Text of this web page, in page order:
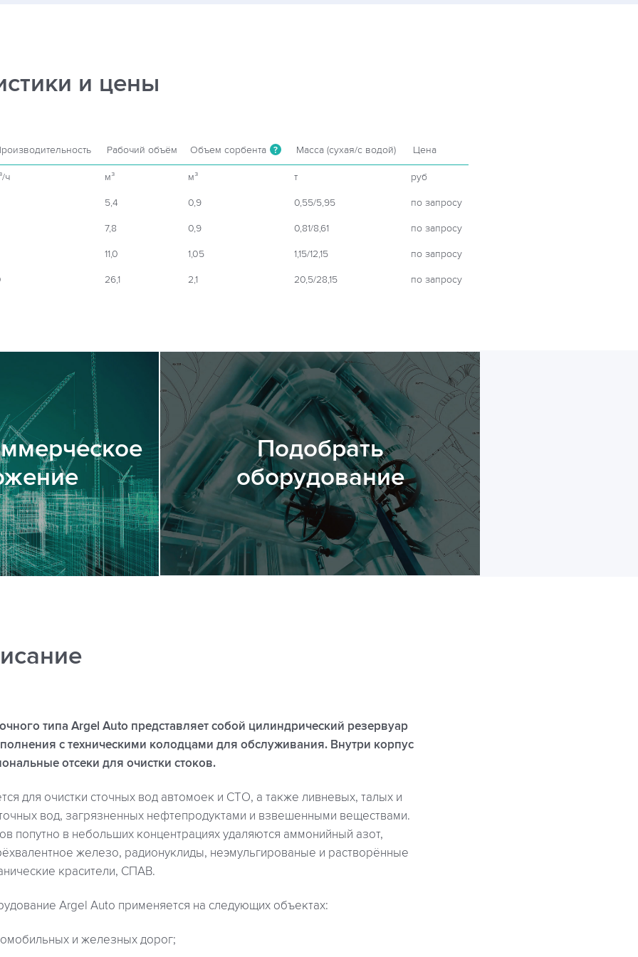
и цены
Рабочий объём Объем сорбента ? Масса (сухая/с водой) Цена
ч м³ м³ т руб
5,4 0,9 0,55/5,95 по запросу
7,8 0,9 0,81/8,61 по запросу
11,0 1,05 1,15/12,15 по запросу
26,1 2,1 20,5/28,15 по запросу
Подобрать
оборудование
типа Argel Auto представляет собой цилиндрический резервуар
с техническими колодцами для обслуживания. Внутри корпус
отсеки для очистки стоков.
для очистки сточных вод автомоек и СТО, а также ливневых, талых и
вод, загрязненных нефтепродуктами и взвешенными веществами.
попутно в небольших концентрациях удаляются аммонийный азот,
железо, радионуклиды, неэмульгированые и растворённые
красители, СПАВ.
Argel Auto применяется на следующих объектах:
и железных дорог;